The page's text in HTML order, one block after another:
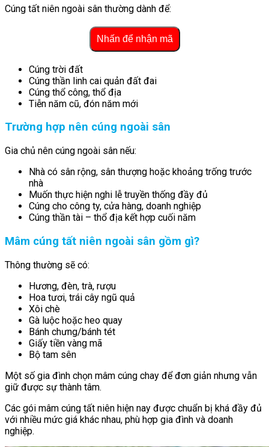
Cúng tất niên ngoài sân thường dành để:
Nhấn để nhận mã
Cúng trời đất
Cúng thần linh cai quản đất đai
Cúng thổ công, thổ địa
Tiễn năm cũ, đón năm mới
Trường hợp nên cúng ngoài sân
Gia chủ nên cúng ngoài sân nếu:
Nhà có sân rộng, sân thượng hoặc khoảng trống trước
nhà
Muốn thực hiện nghi lễ truyền thống đầy đủ
Cúng cho công ty, cửa hàng, doanh nghiệp
Cúng thần tài – thổ địa kết hợp cuối năm
Mâm cúng tất niên ngoài sân gồm gì?
Thông thường sẽ có:
Hương, đèn, trà, rượu
Hoa tươi, trái cây ngũ quả
Xôi chè
Gà luộc hoặc heo quay
Bánh chưng/bánh tét
Giấy tiền vàng mã
Bộ tam sên
Một số gia đình chọn mâm cúng chay để đơn giản nhưng vẫn
giữ được sự thành tâm.
Các gói mâm cúng tất niên hiện nay được chuẩn bị khá đầy đủ
với nhiều mức giá khác nhau, phù hợp gia đình và doanh
nghiệp.